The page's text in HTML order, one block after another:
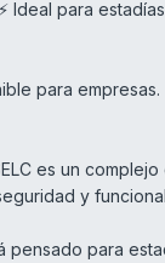
Ideal para
para empresas.
es un
y
pensado para